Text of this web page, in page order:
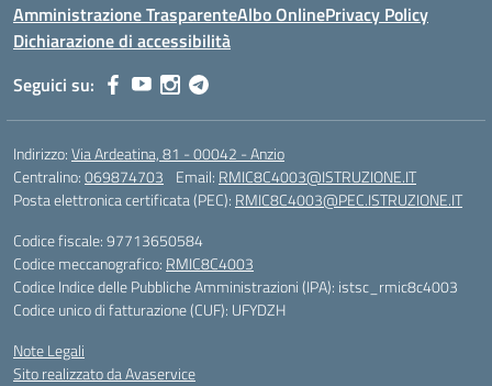
Amministrazione TrasparenteAlbo OnlinePrivacy Policy
Dichiarazione di accessibilità
Seguici su:
Indirizzo:Via Ardeatina, 81 - 00042 - Anzio
Centralino:069874703 Email: RMIC8C4003@ISTRUZIONE.IT
Posta elettronica certificata (PEC): RMIC8C4003@PEC.ISTRUZIONE.IT
Codice fiscale: 97713650584
Codice meccanografico: RMIC8C4003
Codice Indice delle Pubbliche Amministrazioni (IPA): istsc_rmic8c4003
Codice unico di fatturazione (CUF): UFYDZH
Note Legali
Sito realizzato da Avaservice